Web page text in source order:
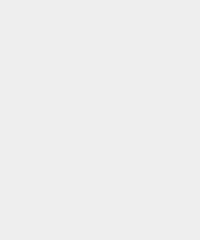
calm down. Listen.
glasses, okay?
靜。聽著。根本就沒有
亢奮－－